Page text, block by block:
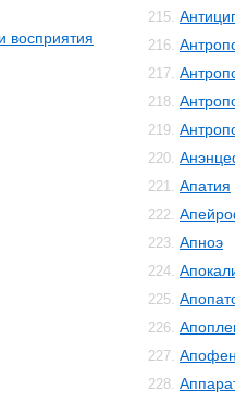
восприятия
215.
216.
217.
218.
219.
220.
221. Апатия
222.
223. Апноэ
224.
225.
226.
227.
228.